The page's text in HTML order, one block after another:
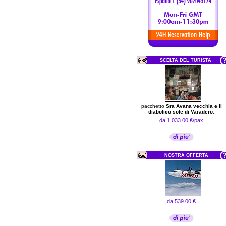
SCELTA DEL TURISTA
pacchetto Sra Avana vecchia e il
diabolico sole di Varadero
da 1,033.00 €/pax
NOSTRA OFFERTA
da 539.00 €